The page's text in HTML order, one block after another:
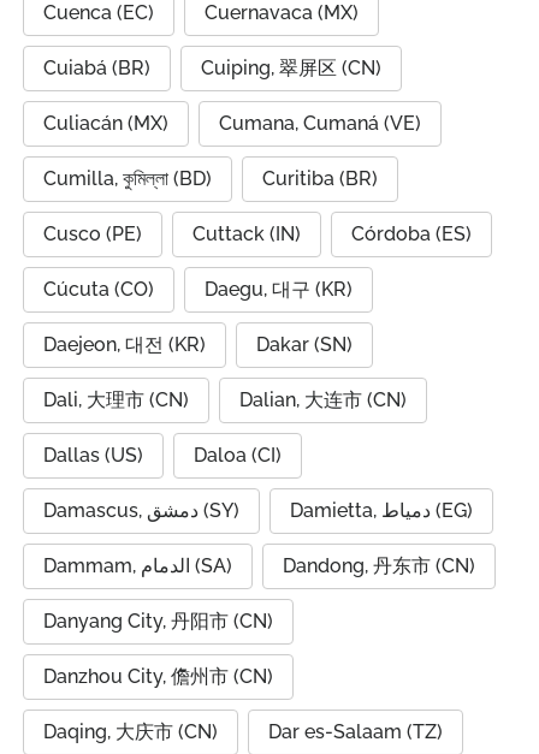
Cuenca (EC) Cuernavaca (MX)
Cuiabá (BR) Cuiping, 翠屏区 (CN)
Culiacán (MX) Cumana, Cumaná (VE)
Cumilla, কুমিল্লা (BD) Curitiba (BR)
Cusco (PE) Cuttack (IN) Córdoba (ES)
Cúcuta (CO) Daegu, 대구 (KR)
Daejeon, 대전 (KR) Dakar (SN)
Dali, 大理市 (CN) Dalian, 大连市 (CN)
Dallas (US) Daloa (CI)
Damascus, دمشق (SY) Damietta, دمياط (EG)
Dammam, الدمام (SA) Dandong, 丹东市 (CN)
Danyang City, 丹阳市 (CN)
Danzhou City, 儋州市 (CN)
Daqing, 大庆市 (CN) Dar es-Salaam (TZ)